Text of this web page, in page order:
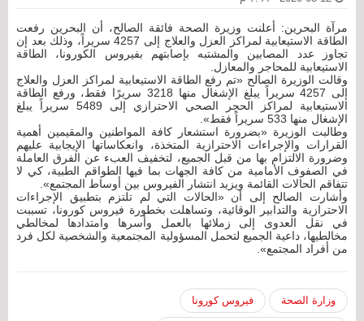
مرآة البحرين: أعلنت وزيرة الصحة فائقة الصالح، أن البحرين رفعت
الطاقة الاستيعابية لمراكز العزل والعلاج إلى 4257 سريراً، وذلك بعد إن
تجاوز عدد المصابين والمشتبه بإصابتهم بفيروس الكورونا، الطاقة
الاستيعابية للمحاجر والمعازل.
وقالت الوزيرة الصالح «تم رفع الطاقة الاستيعابية لمراكز العزل والعلاج
إلى 4257 سريراً يبلغ الإشغال منها 3218 سريرًا فقط، ورفع الطاقة
الاستيعابية لمراكز الحجر الصحي الاحترازي إلى 5489 سريراً يبلغ
الإشغال منها 533 سريراً فقط».
وطالبت الوزيرة «بضرورة استشعار كافة المواطنين والمقيمين أهمية
القرارات والإجراءات الاحترازية المتخذة، وانعكاساتها الإيجابية عليهم
وضرورة الالتزام بها من قبل الجميع، لتخفيف العبء عن الفرق العاملة
في الصفوف الأمامية من كافة الجهات بما فيها الطواقم الطبية، كي لا
تتفاقم الحالات القائمة ويزيد انتشار الفيروس بين أوساط المجتمع».
وأشارت الصالح إلى أن «الحالات التي لم تلتزم بتطبيق الإجراءات
الاحترازية والتدابير الوقائية، وتساهلت بخطورة فيروس كورونا، تسببت
في نقل العدوى إلى زملائها بالعمل وأسرها وامتدادها لمخالطي
مخالطيها، داعية الجميع لتحمل المسؤولية المجتمعية والشخصية لكل فرد
من أفراد المجتمع».
وزارة الصحة فيروس كورونا